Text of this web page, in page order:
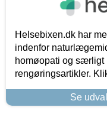
Helsebixen.dk har
indenfor
homøopati og særligt
rengøringsartikler.
Se